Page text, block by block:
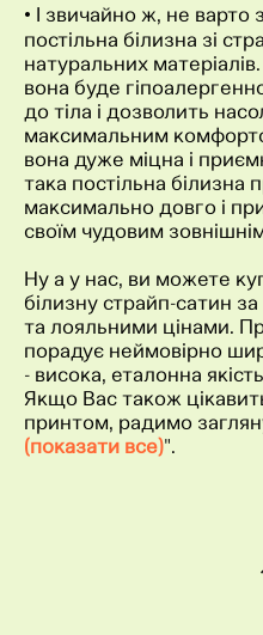
• І звичайно ж, не варто
постільна білизна зі
натуральних
вона буде
до тіла і дозволить
максимальним
вона дуже міцна і
така постільна білизна
максимально довго і
своїм чудовим
Ну а у нас, ви можете
білизну страйп-сатин
та лояльними цінами.
порадує неймовірно
- висока, еталонна
Якщо Вас також
принтом, радимо
(показати все)".